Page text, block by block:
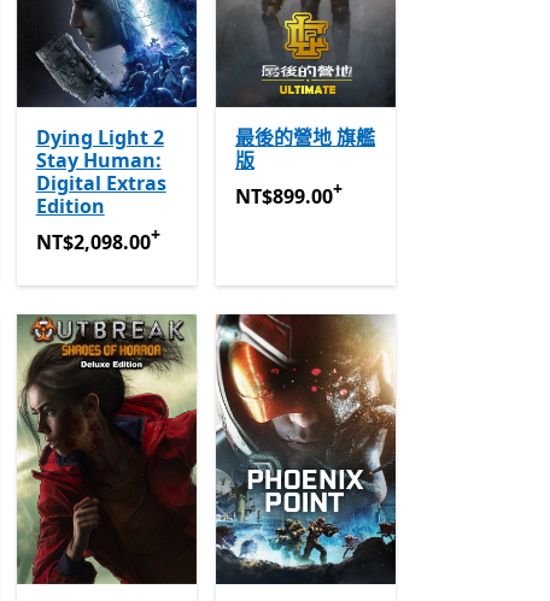
Dying Light 2
Stay Human:
Digital Extras
Edition
NT$2,098.00提供應用程式內購。
NT$2,098.00+
最後的營地 旗艦
版
NT$899.00提供應用程式內購。
NT$899.00+